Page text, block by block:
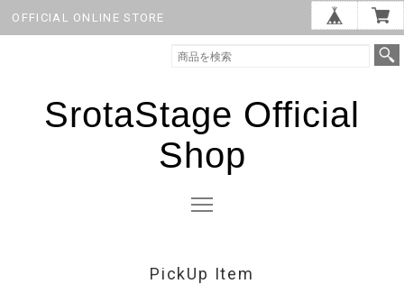
OFFICIAL ONLINE STORE
SrotaStage Official
Shop
PickUp Item